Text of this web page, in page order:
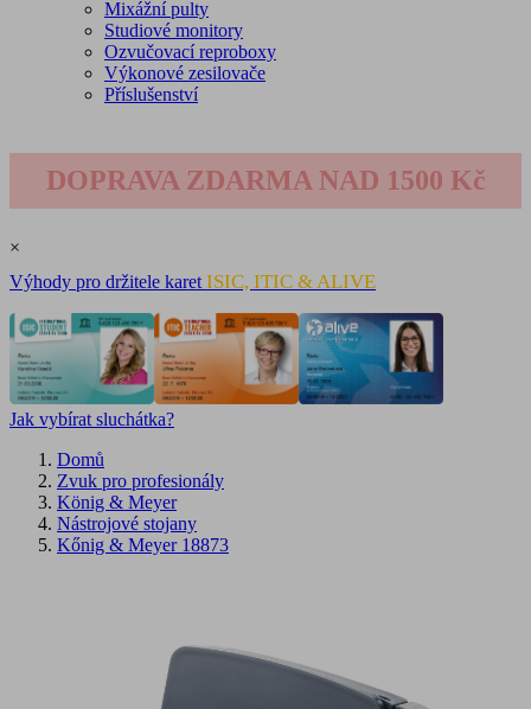
Mixážní pulty
Studiové monitory
Ozvučovací reproboxy
Výkonové zesilovače
Příslušenství
DOPRAVA ZDARMA NAD 1500 Kč
×
Výhody pro držitele karet ISIC, ITIC & ALIVE
Jak vybírat sluchátka?
Domů
Zvuk pro profesionály
König & Meyer
Nástrojové stojany
Kőnig & Meyer 18873